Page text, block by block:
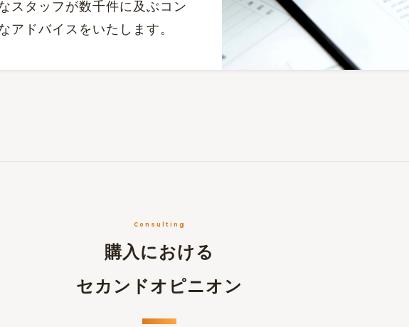
スタッフが数千件に及ぶコン
アドバイスをいたします。
Consulting
購入における
セカンドオピニオン